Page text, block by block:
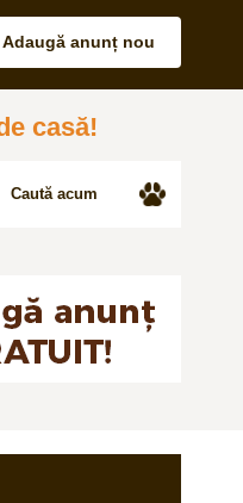
Adaugă anunț nou
casă!